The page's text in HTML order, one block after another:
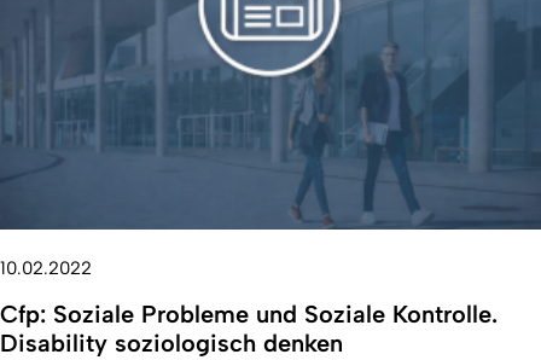
10.02.2022
Cfp: Soziale Probleme und Soziale Kontrolle.
Disability soziologisch denken